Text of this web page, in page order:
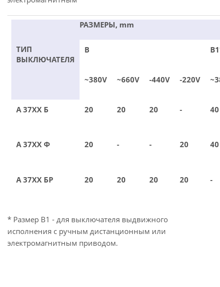
ТИП
ВЫКЛЮЧАТЕЛЯ
РАЗМЕРЫ, mm
В
~380V ~660V -440V -220V
А 37ХХ Б 20 20 20 - 40
А 37ХХ Ф 20 - - 20 40
А 37ХХ БР 20 20 20 20 -
* Размер В1 - для выключателя выдвижного
исполнения с ручным дистанционным или
электромагнитным приводом.